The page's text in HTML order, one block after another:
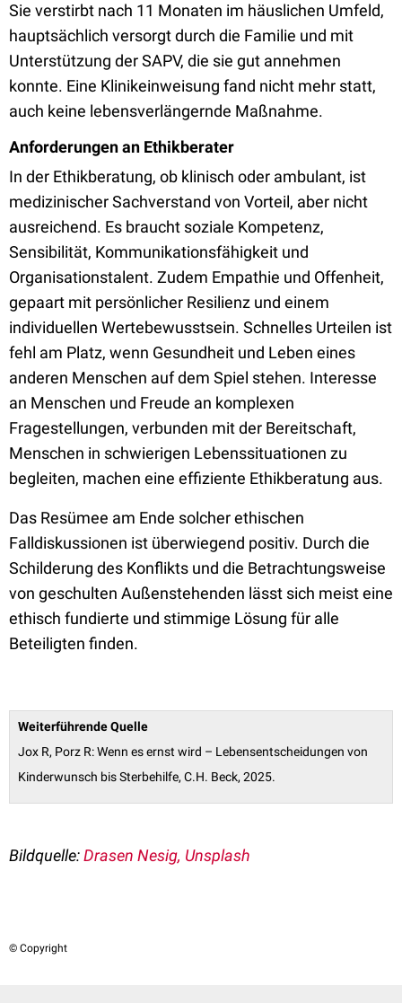
Sie verstirbt nach 11 Monaten im häuslichen Umfeld,
hauptsächlich versorgt durch die Familie und mit
Unterstützung der SAPV, die sie gut annehmen
konnte. Eine Klinikeinweisung fand nicht mehr statt,
auch keine lebensverlängernde Maßnahme.
Anforderungen an Ethikberater
In der Ethikberatung, ob klinisch oder ambulant, ist
medizinischer Sachverstand von Vorteil, aber nicht
ausreichend. Es braucht soziale Kompetenz,
Sensibilität, Kommunikationsfähigkeit und
Organisationstalent. Zudem Empathie und Offenheit,
gepaart mit persönlicher Resilienz und einem
individuellen Wertebewusstsein. Schnelles Urteilen ist
fehl am Platz, wenn Gesundheit und Leben eines
anderen Menschen auf dem Spiel stehen. Interesse
an Menschen und Freude an komplexen
Fragestellungen, verbunden mit der Bereitschaft,
Menschen in schwierigen Lebenssituationen zu
begleiten, machen eine effiziente Ethikberatung aus.
Das Resümee am Ende solcher ethischen
Falldiskussionen ist überwiegend positiv. Durch die
Schilderung des Konflikts und die Betrachtungsweise
von geschulten Außenstehenden lässt sich meist eine
ethisch fundierte und stimmige Lösung für alle
Beteiligten finden.
Weiterführende Quelle
Jox R, Porz R: Wenn es ernst wird – Lebensentscheidungen von
Kinderwunsch bis Sterbehilfe, C.H. Beck, 2025.
Bildquelle:Drasen Nesig, Unsplash
© Copyright